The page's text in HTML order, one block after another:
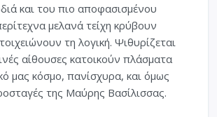
και του πιο αποφασισμένου
μελανά τείχη κρύβουν
τη λογική. Ψιθυρίζεται
αίθουσες κατοικούν πλάσματα
μας κόσμο, πανίσχυρα, και όμως
της Μαύρης Βασίλισσας.